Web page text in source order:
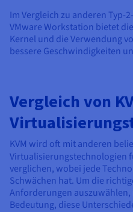
Im Vergleich zu anderen Typ-
VMware Workstation bietet
Kernel und die Verwendung
bessere Geschwindigkeiten
Vergleich von
KVM wird oft mit anderen
Virtualisierungstechnologien
verglichen, wobei jede
Schwächen hat. Um die
Anforderungen
Bedeutung, diese